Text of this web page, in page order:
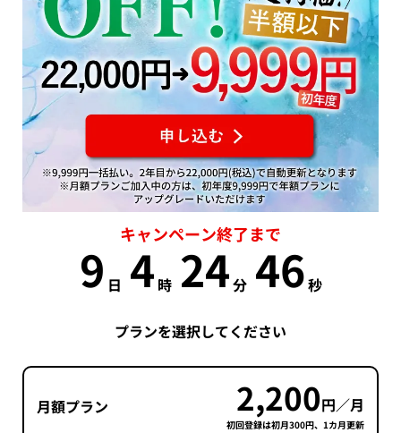
キャンペーン終了まで
9 日 4 時 24分 45秒
プランを選択してください
月額プラン 2,200円／月
初回登録は初月300円、1カ月更新